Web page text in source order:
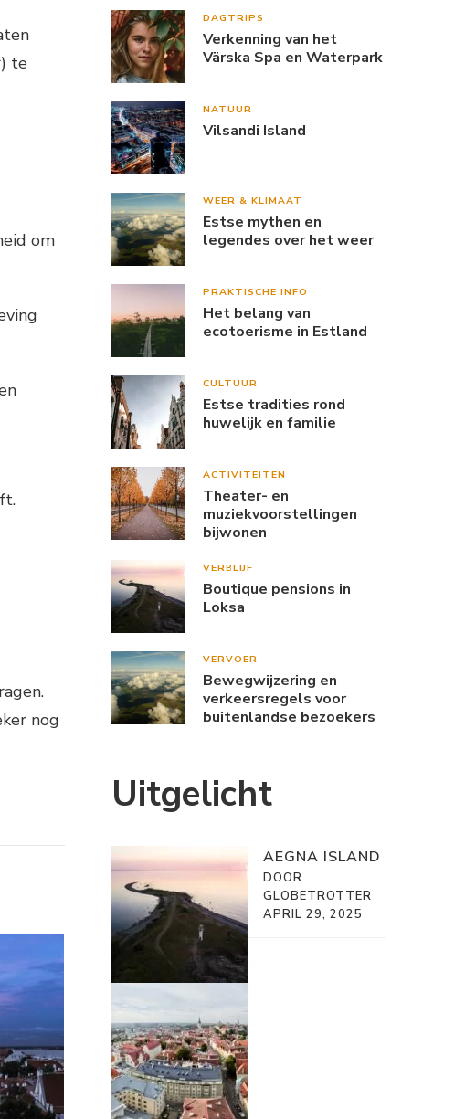
te
om
nog
DAGTRIPS
Verkenning van het
Värska Spa en Waterpark
NATUUR
Vilsandi Island
WEER & KLIMAAT
Estse mythen en
legendes over het weer
PRAKTISCHE INFO
Het belang van
ecotoerisme in Estland
CULTUUR
Estse tradities rond
huwelijk en familie
ACTIVITEITEN
Theater- en
muziekvoorstellingen
bijwonen
VERBLIJF
Boutique pensions in
Loksa
VERVOER
Bewegwijzering en
verkeersregels voor
buitenlandse bezoekers
Uitgelicht
AEGNA ISLAND
DOOR
GLOBETROTTER
APRIL 29, 2025